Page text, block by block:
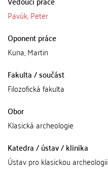
Pavúk, Peter
Oponent práce
Kuna, Martin
Fakulta / součást
Filozofická fakulta
Obor
Klasická archeologie
Katedra / ústav / klinika
Ústav pro klasickou archeologii